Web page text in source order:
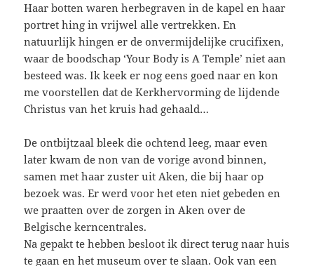
Haar botten waren herbegraven in de kapel en haar
portret hing in vrijwel alle vertrekken. En
natuurlijk hingen er de onvermijdelijke crucifixen,
waar de boodschap ‘Your Body is A Temple’ niet aan
besteed was. Ik keek er nog eens goed naar en kon
me voorstellen dat de Kerkhervorming de lijdende
Christus van het kruis had gehaald…
De ontbijtzaal bleek die ochtend leeg, maar even
later kwam de non van de vorige avond binnen,
samen met haar zuster uit Aken, die bij haar op
bezoek was. Er werd voor het eten niet gebeden en
we praatten over de zorgen in Aken over de
Belgische kerncentrales.
Na gepakt te hebben besloot ik direct terug naar huis
te gaan en het museum over te slaan. Ook van een